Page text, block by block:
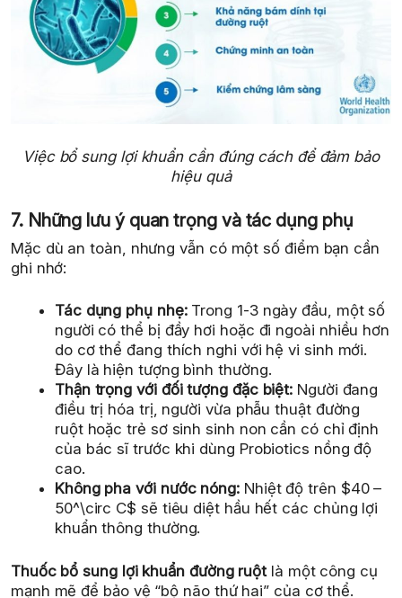
Việc bổ sung lợi khuẩn cần đúng cách để đảm bảo
hiệu quả
7. Những lưu ý quan trọng và tác dụng phụ
Mặc dù an toàn, nhưng vẫn có một số điểm bạn cần
ghi nhớ:
Tác dụng phụ nhẹ:Trong 1-3 ngày đầu, một số
người có thể bị đầy hơi hoặc đi ngoài nhiều hơn
do cơ thể đang thích nghi với hệ vi sinh mới.
Đây là hiện tượng bình thường.
Thận trọng với đối tượng đặc biệt: Người đang
điều trị hóa trị, người vừa phẫu thuật đường
ruột hoặc trẻ sơ sinh sinh non cần có chỉ định
của bác sĩ trước khi dùng Probiotics nồng độ
cao.
Không pha với nước nóng:Nhiệt độ trên $40 –
50^\circ C$ sẽ tiêu diệt hầu hết các chủng lợi
khuẩn thông thường.
Thuốc bổ sung lợi khuẩn đường ruột là một công cụ
mạnh mẽ để bảo vệ “bộ não thứ hai” của cơ thể.